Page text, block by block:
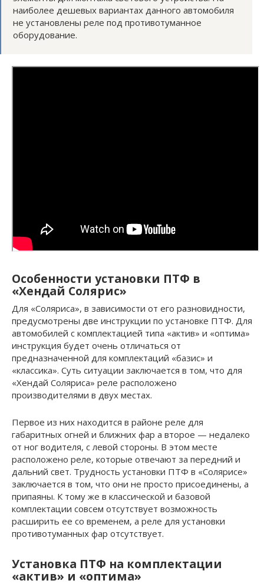
наиболее дешевых вариантах данного автомобиля
не установлены реле под противотуманное
оборудование.
Особенности установки ПТФ в
«Хендай Солярис»
Для «Соляриса», в зависимости от его разновидности,
предусмотрены две инструкции по установке ПТФ. Для
автомобилей с комплектацией типа «актив» и «оптима»
инструкция будет очень отличаться от
предназначенной для комплектаций «базис» и
«классика». Суть ситуации заключается в том, что для
«Хендай Соляриса» реле расположено
производителями в двух местах.
Первое из них находится в районе реле для
габаритных огней и ближних фар а второе — недалеко
от ног водителя, с левой стороны. В этом месте
расположено реле, которые отвечают за передний и
дальний свет. Трудность установки ПТФ в «Солярисе»
заключается в том, что они не просто присоединены, а
припаяны. К тому же в классической и базовой
комплектации совсем отсутствует возможность
расширить ее со временем, а реле для установки
противотуманных фар отсутствует.
Установка ПТФ на комплектации
«актив» и «оптима»